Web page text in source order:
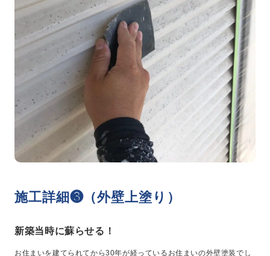
施工詳細❸（外壁上塗り）
新築当時に蘇らせる！
お住まいを建てられてから30年が経っているお住まいの外壁塗装でし